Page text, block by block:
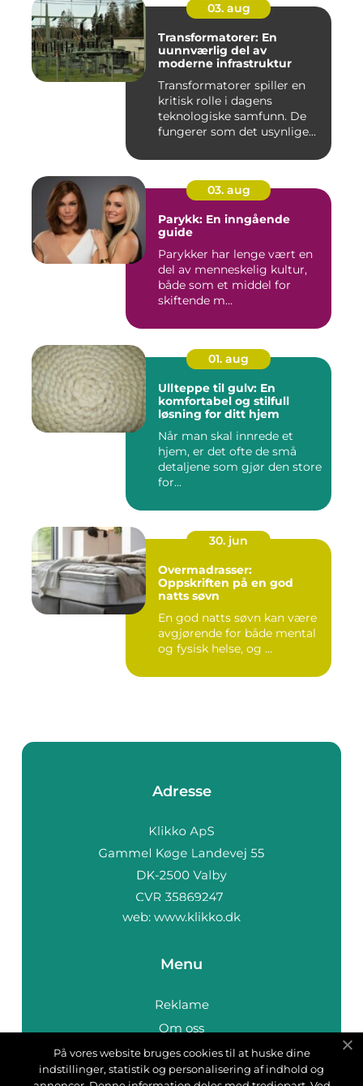
03. aug
Transformatorer: En
uunnværlig del av
moderne infrastruktur
Transformatorer spiller en
kritisk rolle i dagens
teknologiske samfunn. De
fungerer som det usynlige...
03. aug
Parykk: En inngående
guide
Parykker har lenge vært en
del av menneskelig kultur,
både som et middel for
skiftende m...
01. aug
Ullteppe til gulv: En
komfortabel og stilfull
løsning for ditt hjem
Når man skal innrede et
hjem, er det ofte de små
detaljene som gjør den store
for...
30. jun
Overmadrasser:
Oppskriften på en god
natts søvn
En god natts søvn kan være
avgjørende for både mental
og fysisk helse, og ...
Adresse
web: www.klikko.dk
Menu
Reklame
Om oss
Cookies
Kontakt Oss
På vores website bruges cookies til at huske dine
indstillinger, statistik og personalisering af indhold og